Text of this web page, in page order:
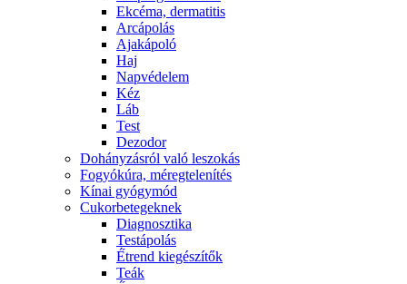
Ekcéma, dermatitis
Arcápolás
Ajakápoló
Haj
Napvédelem
Kéz
Láb
Test
Dezodor
Dohányzásról való leszokás
Fogyókúra, méregtelenítés
Kínai gyógymód
Cukorbetegeknek
Diagnosztika
Testápolás
É́trend kiegészítők
Teák